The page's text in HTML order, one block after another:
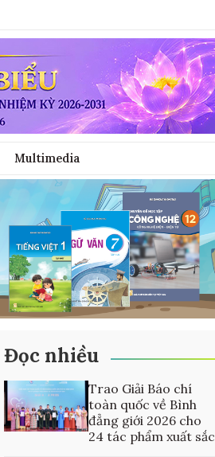
Multimedia
Đọc nhiều
Trao Giải Báo chí
toàn quốc về Bình
đẳng giới 2026 cho
24 tác phẩm xuất sắc